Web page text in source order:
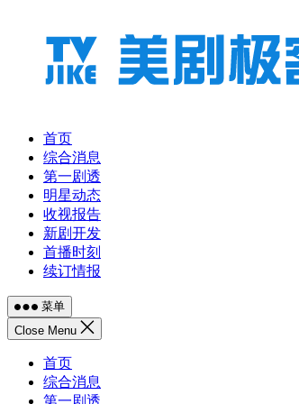
首页
综合消息
第一剧透
明星动态
收视报告
新剧开发
首播时刻
续订情报
菜单
Close Menu
首页
综合消息
第一剧透